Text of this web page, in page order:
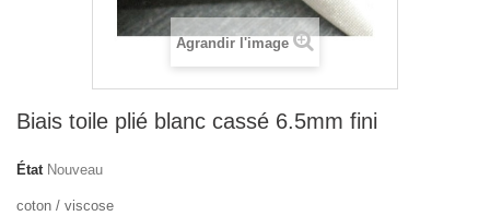
Agrandir l'image
Biais toile plié blanc cassé 6.5mm fini
État Nouveau
coton / viscose